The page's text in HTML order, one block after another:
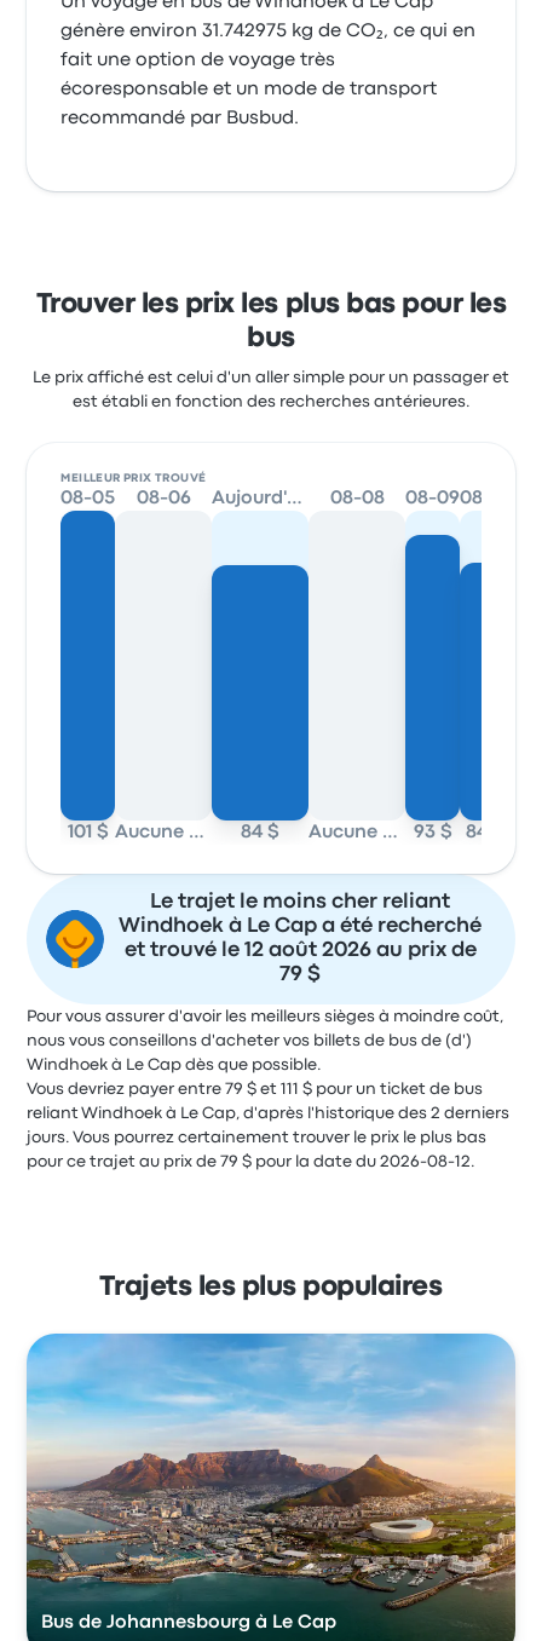
génère environ 31.742975 kg de CO₂, ce qui en
fait une option de voyage très
écoresponsable et un mode de transport
recommandé par Busbud.
Trouver les prix les plus bas pour les
bus
Le prix affiché est celui d'un aller simple pour un passager et
est établi en fonction des recherches antérieures.
MEILLEUR PRIX TROUVÉ
08-05
101 $
08-06
Aucune donnée
Aujourd'hui
84 $
08-08
Aucune donnée
08-09
93 $
08-10
84 $
Le trajet le moins cher reliant
Windhoek à Le Cap a été recherché
et trouvé le 12 août 2026 au prix de
79 $
Pour vous assurer d'avoir les meilleurs sièges à moindre coût,
nous vous conseillons d'acheter vos billets de bus de (d')
Windhoek à Le Cap dès que possible.
Vous devriez payer entre 79 $ et 111 $ pour un ticket de bus
reliant Windhoek à Le Cap, d'après l'historique des 2 derniers
jours. Vous pourrez certainement trouver le prix le plus bas
pour ce trajet au prix de 79 $ pour la date du 2026-08-12.
Trajets les plus populaires
Bus de Johannesbourg à Le Cap